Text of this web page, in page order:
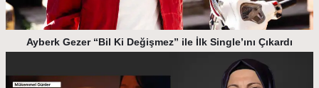
Ayberk Gezer “Bil Ki Değişmez” ile İlk Single’ını Çıkardı